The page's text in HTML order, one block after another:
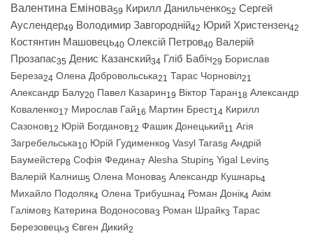
Валентина Емінова59 Кирилл Данильченко52 Сергей
Ауслендер49 Володимир Завгородній42 Юрий Христензен42
Костянтин Машовець40 Олексій Петров40 Валерій
Прозапас35 Денис Казанский34 Гліб Бабіч29 Борислав
Береза24 Олена Добровольська21 Тарас Чорновіл21
Александр Балу20 Павел Казарин19 Віктор Таран18 Александр
Коваленко17 Мирослав Гай16 Мартин Брест14 Кирилл
Сазонов12 Юрій Богданов12 Фашик Донецький11 Агія
Загребельська10 Юрій Гудименко9 Vasyl Taras8 Андрій
Баумейстер8 Софія Федина7 Alesha Stupin5 Yigal Levin5
Валерій Калниш5 Олена Монова5 Александр Кушнарь4
Михайло Подоляк4 Олена Трибушна4 Роман Донік4 Акім
Галімов3 Катерина Водоносова3 Роман Шрайк3 Тарас
Березовець3 Євген Дикий2